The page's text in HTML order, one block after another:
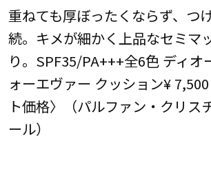
重ねても厚ぼったくならず、つ
続。キメが細かく上品なセミマ
り。SPF35/PA+++全6色 ディオ
ォーエヴァー クッション¥
ト価格〉（パルファン・クリス
ール）